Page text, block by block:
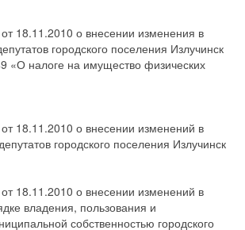
18.11.2010 о внесении изменения в
городского поселения Излучинск
«О налоге на имущество физических
18.11.2010 о внесении изменений в
городского поселения Излучинск
18.11.2010 о внесении изменений в
владения, пользования и
собственностью городского